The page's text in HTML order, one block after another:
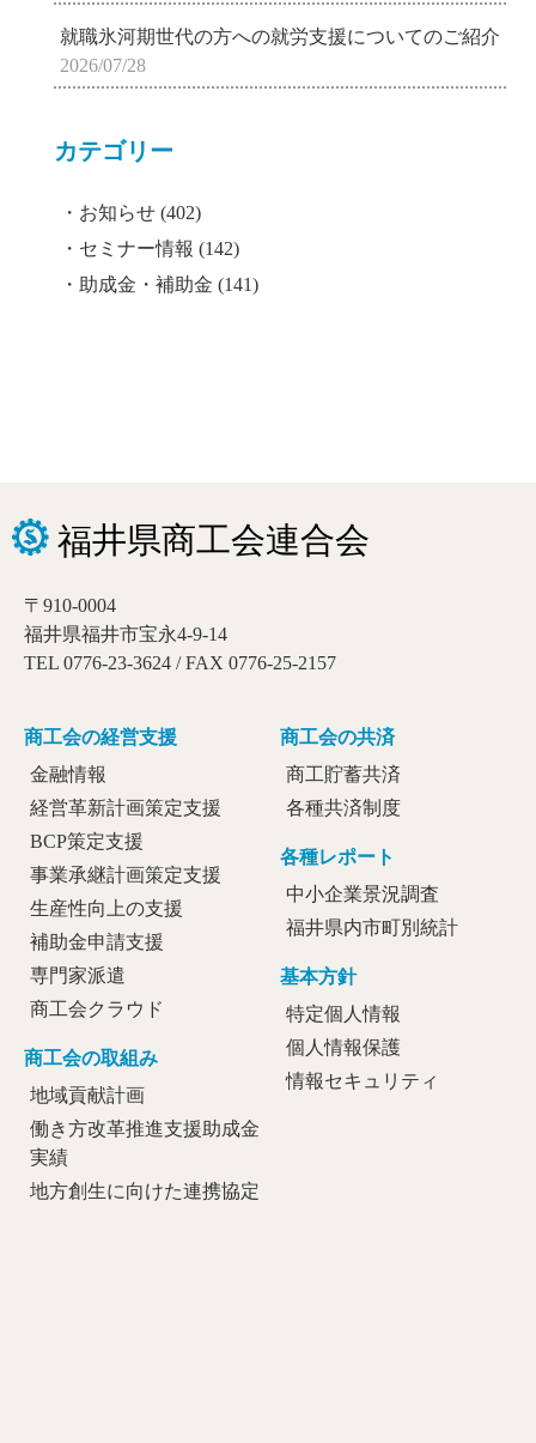
就職氷河期世代の方への就労支援についてのご紹介
2026/07/28
カテゴリー
お知らせ (402)
セミナー情報 (142)
助成金・補助金 (141)
〒910-0004
福井県福井市宝永4-9-14
TEL 0776-23-3624 / FAX 0776-25-2157
商工会の経営支援
金融情報
経営革新計画策定支援
BCP策定支援
事業承継計画策定支援
生産性向上の支援
補助金申請支援
専門家派遣
商工会クラウド
商工会の取組み
地域貢献計画
働き方改革推進支援助成金
実績
地方創生に向けた連携協定
商工会の共済
商工貯蓄共済
各種共済制度
各種レポート
中小企業景況調査
福井県内市町別統計
基本方針
特定個人情報
個人情報保護
情報セキュリティ